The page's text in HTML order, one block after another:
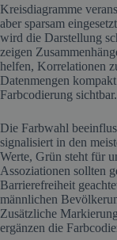
Kreisdiagramme
aber sparsam
wird die Darstellung
zeigen
helfen, Korrelationen
Datenmengen
Farbcodierung sichtbar.
Die Farbwahl
signalisiert in den
Werte, Grün steht für
Assoziationen sollten
Barrierefreiheit
männlichen
Zusätzliche
ergänzen die